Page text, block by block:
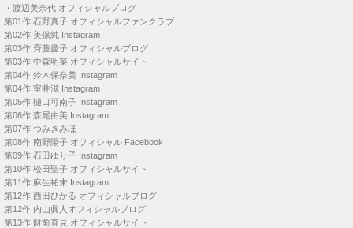
・ 渡辺美奈代 オフィシャルブログ
第01作 石野真子 オフィシャルファンクラブ
第02作 美保純 Instagram
第03作 斉藤慶子 オフィシャルブログ
第03作 中森明菜 オフィシャルサイト
第04作 鈴木保奈美 Instagram
第04作 室井滋 Instagram
第05作 樋口可南子 Instagram
第06作 森尾由美 Instagram
第07作 つみきみほ
第08作 南野陽子 オフィシャル Facebook
第09作 石田ゆり子 Instagram
第10作 松田聖子 オフィシャルサイト
第11作 麻生祐未 Instagram
第12作 西田ひかる オフィシャルブログ
第12作 内山眞人オフィシャルブログ
第13作 財前直見 オフィシャルサイト